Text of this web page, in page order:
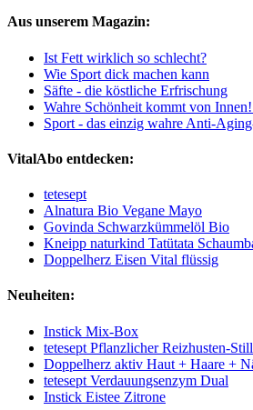
Aus unserem Magazin:
Ist Fett wirklich so schlecht?
Wie Sport dick machen kann
Säfte - die köstliche Erfrischung
Wahre Schönheit kommt von
Sport - das einzig wahre Anti-
VitalAbo entdecken:
tetesept
Alnatura Bio Vegane Mayo
Govinda Schwarzkümmelöl Bio
Kneipp naturkind Tatütata
Doppelherz Eisen Vital flüssig
Neuheiten:
Instick Mix-Box
tetesept Pflanzlicher Reizhusten-
Doppelherz aktiv Haut + Haare +
tetesept Verdauungsenzym Dual
Instick Eistee Zitrone